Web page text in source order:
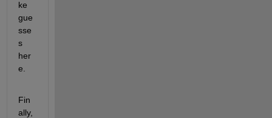
ke
gue
sse
s
her
e.
Fin
ally,